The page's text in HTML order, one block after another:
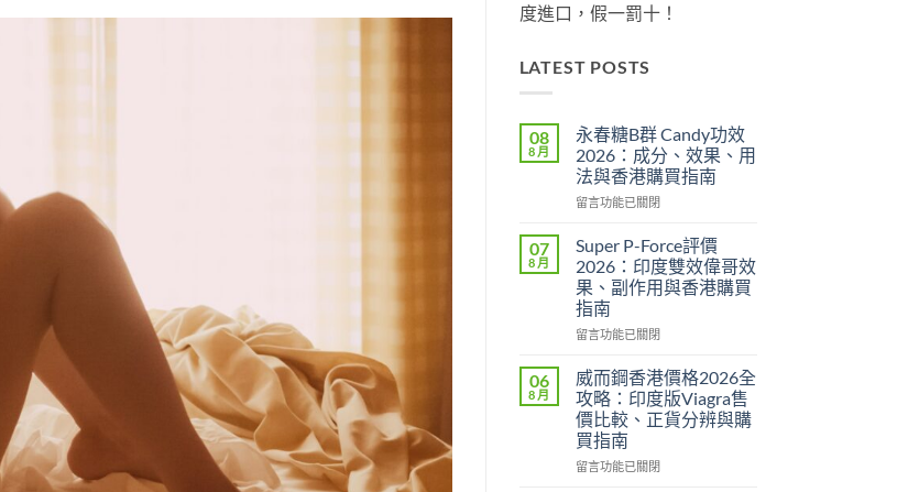
度進口，假一罰十！
LATEST POSTS
08
8 月
永春糖B群 Candy功效
2026：成分、效果、用
法與香港購買指南
在
春
B
群
Candy
功
2026：
成
分、
效
果、
用
留言功能已關閉
07
8 月
Super P-Force評價
2026：印度雙效偉哥效
果、副作用與香港購買
指南
在
P-
Force
評
價
2026：
印
留言功能已關閉
06
8 月
威而鋼香港價格2026全
攻略：印度版Viagra售
價比較、正貨分辨與購
買指南
在
留言功能已關閉